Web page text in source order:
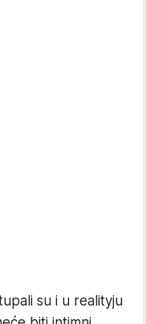
su i u realityju